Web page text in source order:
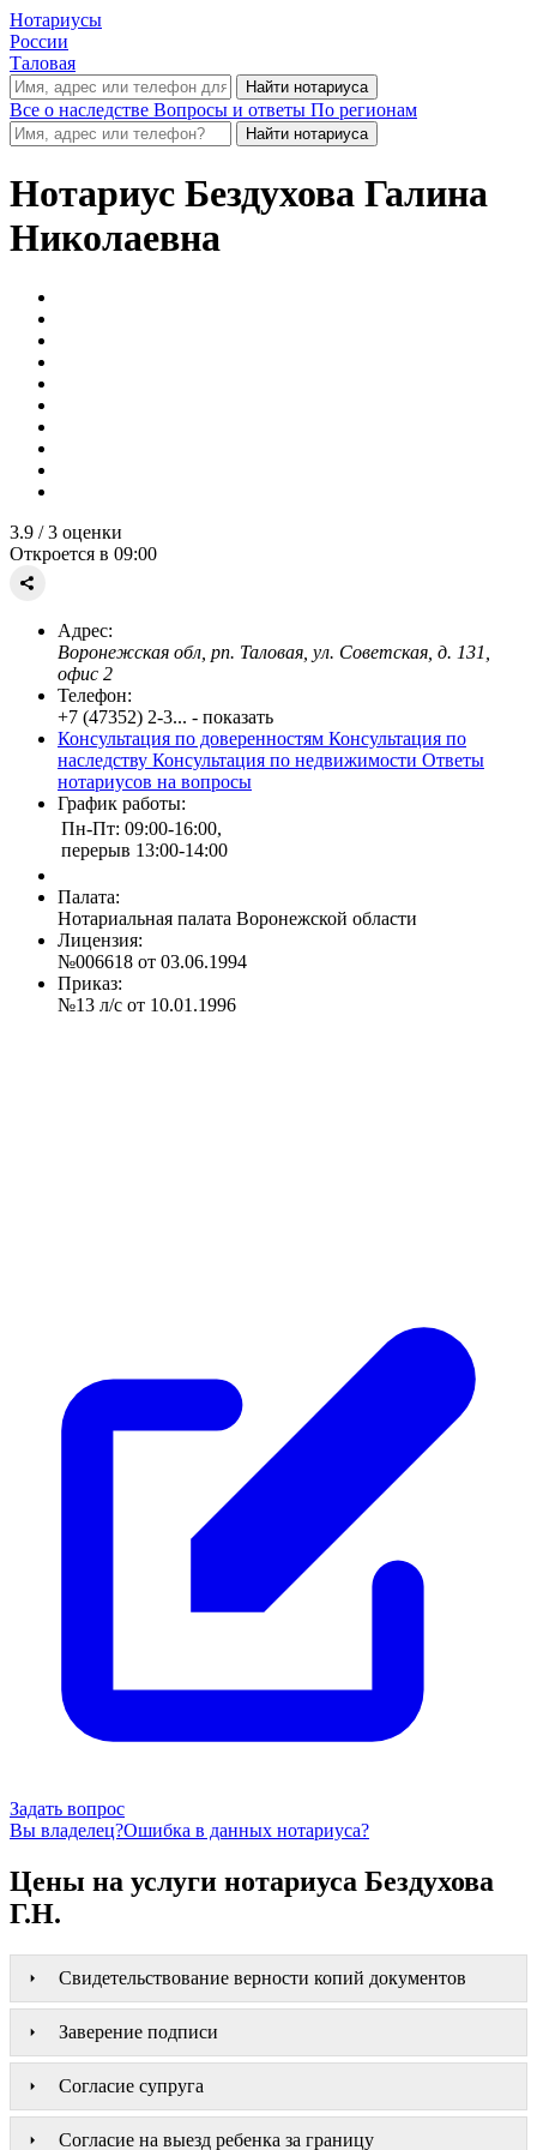
Нотариусы
России
Таловая
Все о наследстве Вопросы и ответы По регионам
Нотариус Бездухова Галина
Николаевна
3.9 / 3 оценки
Откроется в 09:00
Адрес:
Воронежская обл, рп. Таловая, ул. Советская, д. 131,
офис 2
Телефон:
+7 (47352) 2-3... - показать
Консультация по доверенностям Консультация по
наследству Консультация по недвижимости Ответы
нотариусов на вопросы
График работы:
Пн-Пт: 09:00-16:00,
перерыв 13:00-14:00
Палата:
Нотариальная палата Воронежской области
Лицензия:
№006618 от 03.06.1994
Приказ:
№13 л/с от 10.01.1996
Задать вопрос
Вы владелец?Ошибка в данных нотариуса?
Цены на услуги нотариуса Бездухова
Г.Н.
Свидетельствование верности копий документов
Заверение подписи
Согласие супруга
Согласие на выезд ребенка за границу